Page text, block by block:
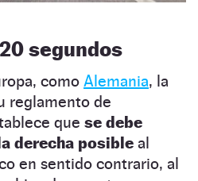
segundos
como Alemania, la
reglamento de
que se debe
derecha posible al
en sentido contrario, al